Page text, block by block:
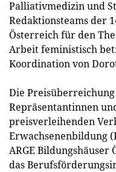
Palliativmedizin und
Redaktionsteams der
Österreich für den
Arbeit feministisch
Koordination von
Die
Repräsentantinnen
preisverleihenden
Erwachsenenbildung
ARGE
das